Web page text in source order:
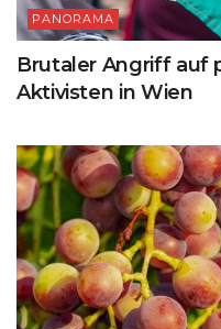
PANORAMA
Brutaler Angriff auf
Aktivisten in Wien